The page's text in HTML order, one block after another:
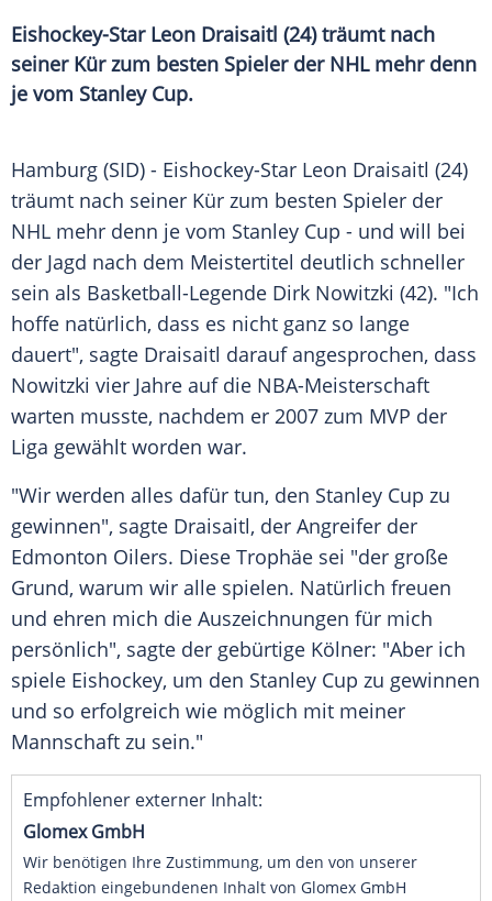
Eishockey-Star Leon Draisaitl (24) träumt nach
seiner Kür zum besten Spieler der NHL mehr denn
je vom Stanley Cup.
Hamburg (SID) - Eishockey-Star Leon Draisaitl (24)
träumt nach seiner Kür zum besten Spieler der
NHL mehr denn je vom Stanley Cup - und will bei
der Jagd nach dem Meistertitel deutlich schneller
sein als Basketball-Legende Dirk Nowitzki (42). "Ich
hoffe natürlich, dass es nicht ganz so lange
dauert", sagte Draisaitl darauf angesprochen, dass
Nowitzki vier Jahre auf die NBA-Meisterschaft
warten musste, nachdem er 2007 zum MVP der
Liga gewählt worden war.
"Wir werden alles dafür tun, den Stanley Cup zu
gewinnen", sagte Draisaitl, der Angreifer der
Edmonton Oilers. Diese Trophäe sei "der große
Grund, warum wir alle spielen. Natürlich freuen
und ehren mich die Auszeichnungen für mich
persönlich", sagte der gebürtige Kölner: "Aber ich
spiele Eishockey, um den Stanley Cup zu gewinnen
und so erfolgreich wie möglich mit meiner
Mannschaft zu sein."
Empfohlener externer Inhalt:
Glomex GmbH
Wir benötigen Ihre Zustimmung, um den von unserer
Redaktion eingebundenen Inhalt von Glomex GmbH